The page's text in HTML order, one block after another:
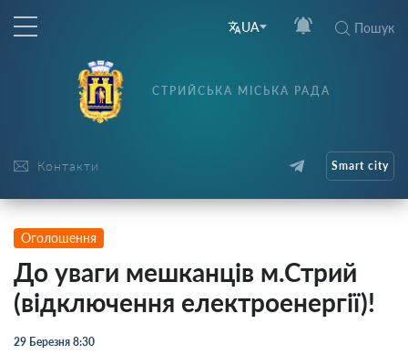
UA Пошук
Контакти
СТРИЙСЬКА МІСЬКА РАДА
Smart city
Оголошення
До уваги мешканців м.Стрий
(відключення електроенергії)!
29 Березня 8:30